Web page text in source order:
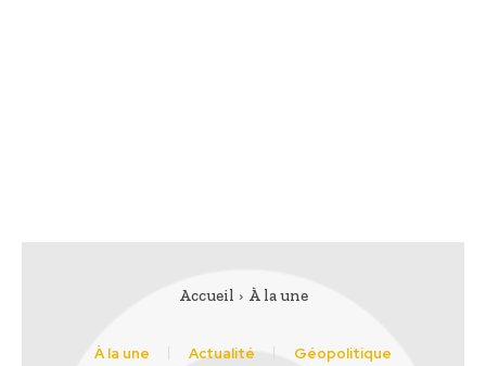
Accueil À la une
À la une Actualité Géopolitique